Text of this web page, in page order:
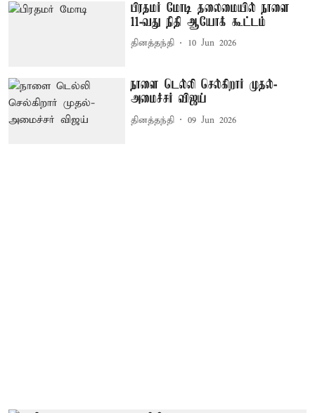
பிரதமர் மோடி தலைமையில் நாளை
11-வது நிதி ஆயோக் கூட்டம்
தினத்தந்தி 10 Jun 2026
நாளை டெல்லி செல்கிறார் முதல்-
அமைச்சர் விஜய்
தினத்தந்தி 09 Jun 2026